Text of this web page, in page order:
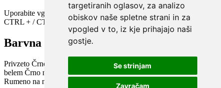
targetiranih oglasov, za analizo
obiskov naše spletne strani in za
vpogled v to, iz kje prihajajo naši
gostje.
Se strinjam
Zavračam
Uporabite vgrajeno funkcijo brskalnika
CTRL + / CTRL -
Barvna shema
Privzeto Črno na belem Belo na črnem Črno na bež
belem Črno na zelenem
Modro na rumenem
Rumeno na modrem
Turkizno na črnem Črno na vijoličnem